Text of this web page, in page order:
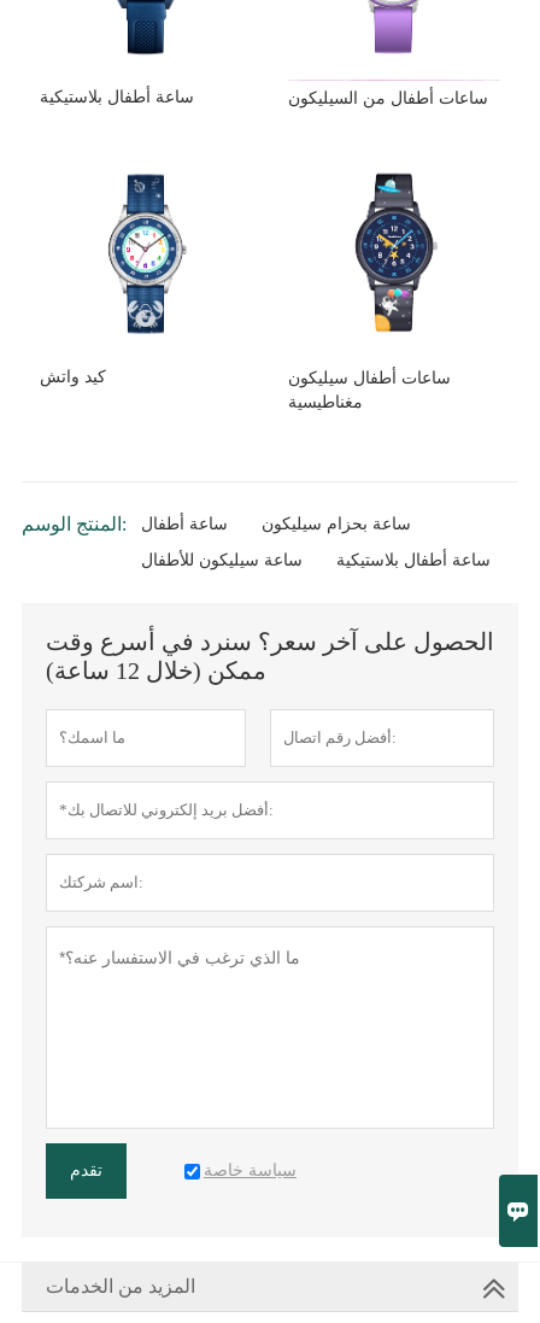

ساعة أطفال بلاستيكية ساعات أطفال من السيليكون
كيد واتش
ساعات أطفال سيليكون
مغناطيسية
المنتج الوسم: ساعة أطفال
ساعة بحزام سيليكون
ساعة سيليكون للأطفال
ساعة أطفال بلاستيكية
الحصول على آخر سعر؟ سنرد في أسرع وقت
ممكن (خلال 12 ساعة)
تقدم سياسة خاصة
المزيد من الخدمات